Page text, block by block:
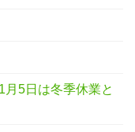
月5日は冬季休業と